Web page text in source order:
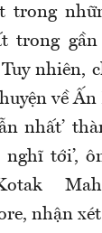
trong
trong
nhiên,
về
nhất’
nghĩ tới’,
nhận